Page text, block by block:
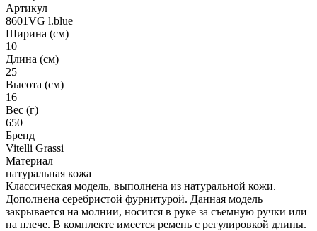
Артикул
8601VG l.blue
Ширина (см)
10
Длина (см)
25
Высота (см)
16
Вес (г)
650
Бренд
Vitelli Grassi
Материал
натуральная кожа
Классическая модель, выполнена из натуральной кожи.
Дополнена серебристой фурнитурой. Данная модель
закрывается на молнии, носится в руке за съемную ручки или
на плече. В комплекте имеется ремень с регулировкой длины.